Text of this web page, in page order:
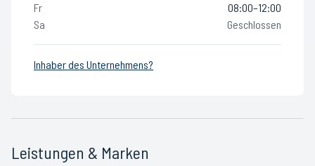
Fr
08:00–12:00
Sa
Geschlossen
Inhaber des Unternehmens?
Leistungen & Marken